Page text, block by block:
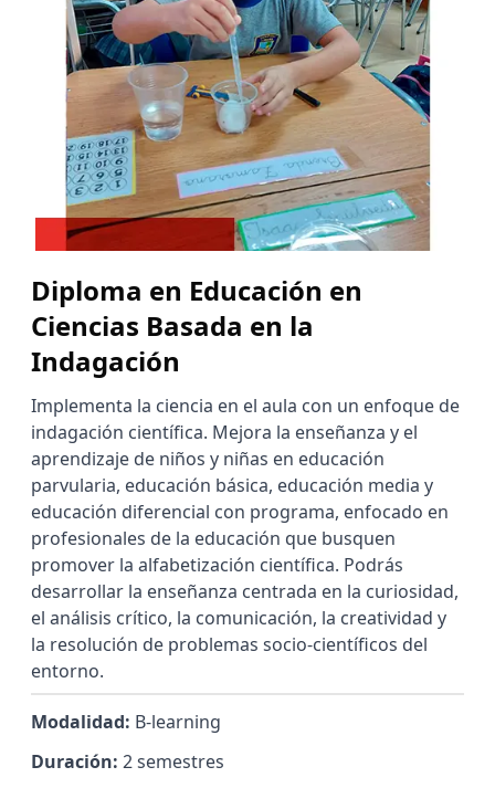
Diploma en Educación en
Ciencias Basada en la
Indagación
Implementa la ciencia en el aula con un enfoque de
indagación científica. Mejora la enseñanza y el
aprendizaje de niños y niñas en educación
parvularia, educación básica, educación media y
educación diferencial con programa, enfocado en
profesionales de la educación que busquen
promover la alfabetización científica. Podrás
desarrollar la enseñanza centrada en la curiosidad,
el análisis crítico, la comunicación, la creatividad y
la resolución de problemas socio-científicos del
entorno.
Modalidad: B-learning
Duración: 2 semestres